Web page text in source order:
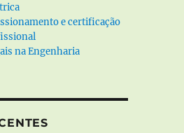
e certificação
na Engenharia